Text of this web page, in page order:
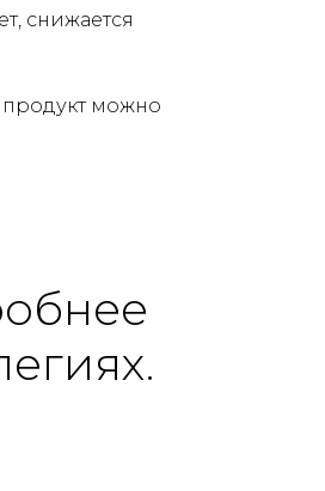
снижается
можно